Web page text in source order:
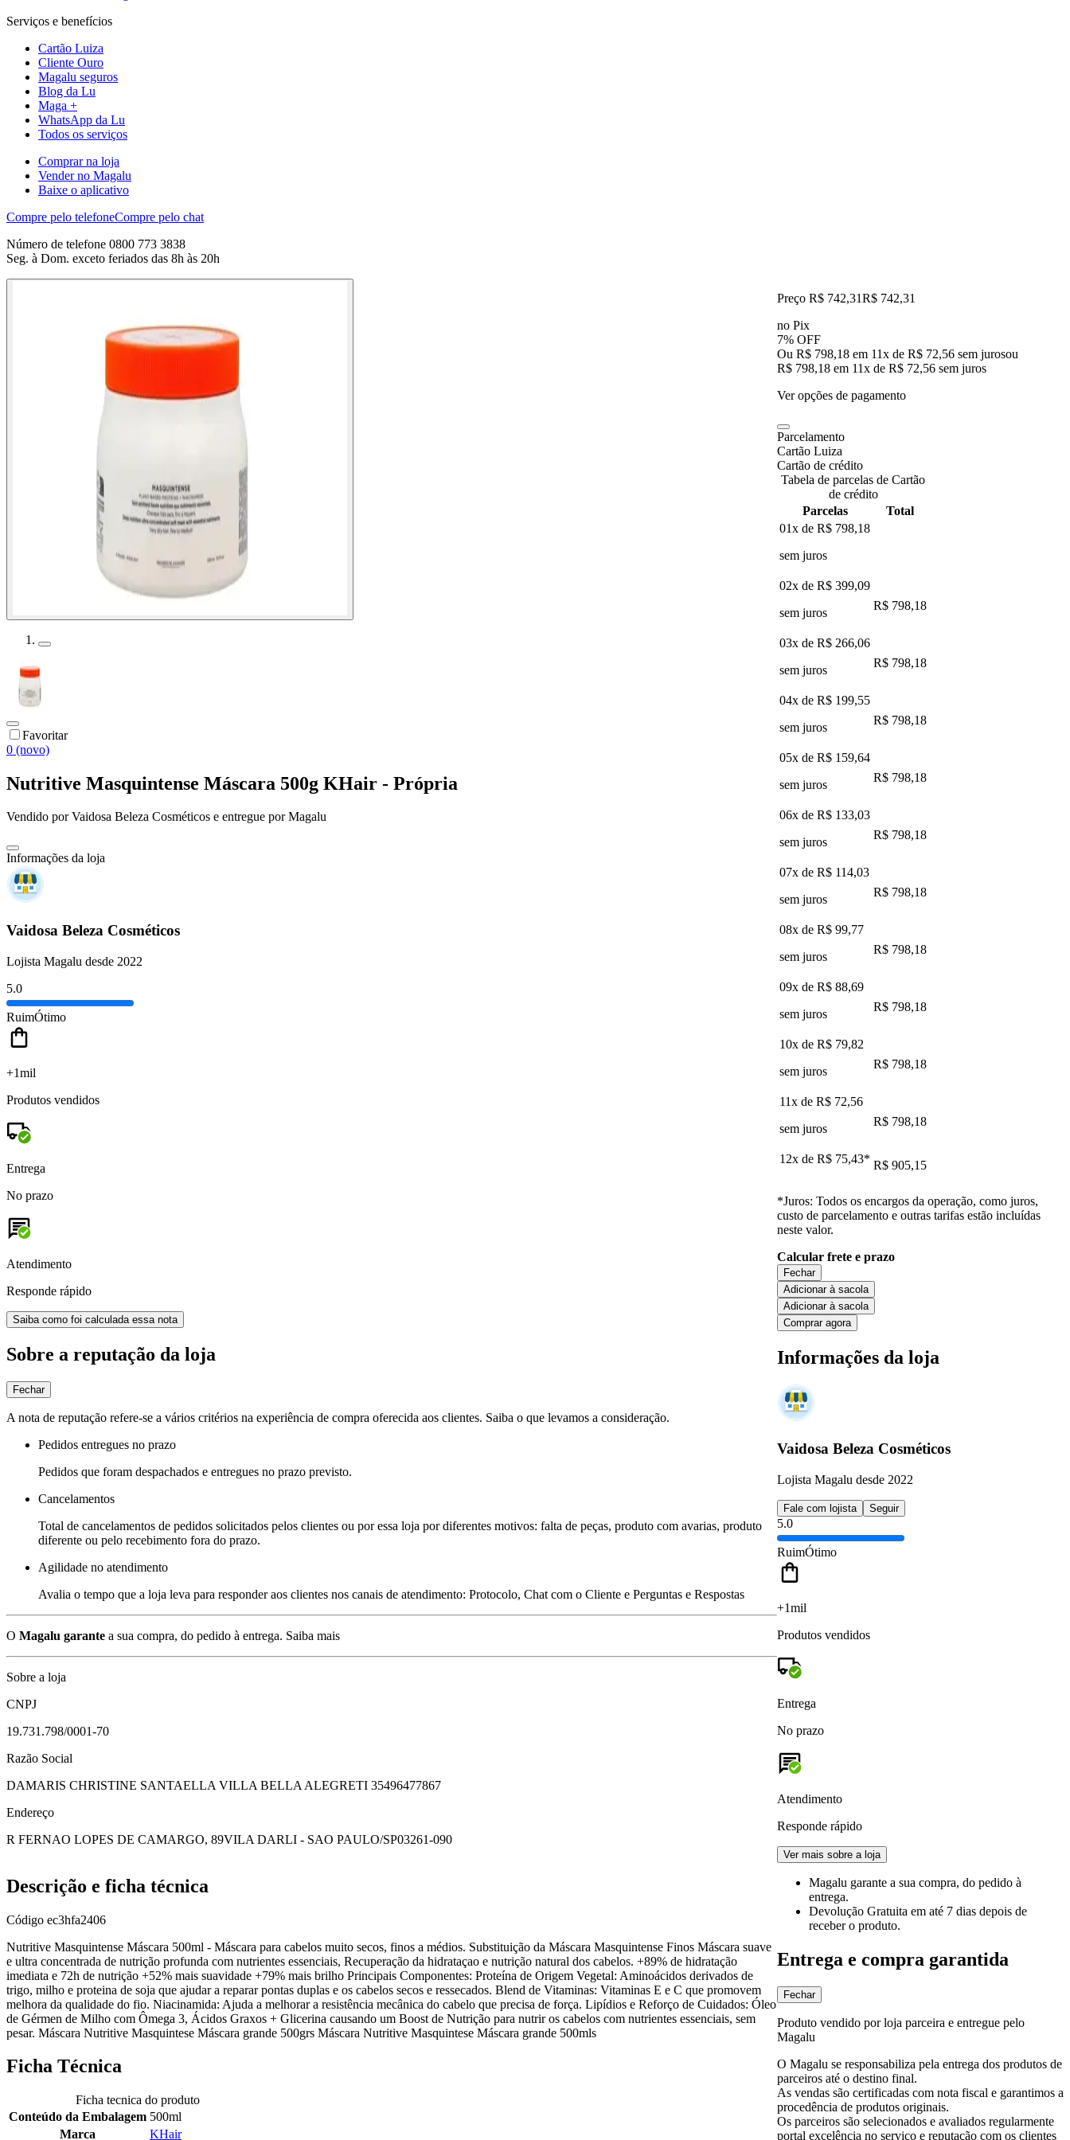
Serviços e benefícios
Cartão Luiza
Cliente Ouro
Magalu seguros
Blog da Lu
Maga +
WhatsApp da Lu
Todos os serviços
Comprar na loja
Vender no Magalu
Baixe o aplicativo
Compre pelo telefoneCompre pelo chat
Número de telefone 0800 773 3838
Seg. à Dom. exceto feriados das 8h às 20h
Favoritar
0 (novo)
Nutritive Masquintense Máscara 500g KHair - Própria
Vendido porVaidosa Beleza Cosméticos e entregue por Magalu
Informações da loja
Vaidosa Beleza Cosméticos
Lojista Magalu desde 2022
5.0
RuimÓtimo
+1mil
Produtos vendidos
Entrega
No prazo
Atendimento
Responde rápido
Saiba como foi calculada essa nota
Sobre a reputação da loja
Fechar
A nota de reputação refere-se a vários critérios na experiência de compra oferecida aos clientes. Saiba o que levamos a consideração.
Pedidos entregues no prazo
Pedidos que foram despachados e entregues no prazo previsto.
Cancelamentos
Total de cancelamentos de pedidos solicitados pelos clientes ou por essa loja por diferentes motivos: falta de peças, produto com avarias, produto
diferente ou pelo recebimento fora do prazo.
Agilidade no atendimento
Avalia o tempo que a loja leva para responder aos clientes nos canais de atendimento: Protocolo, Chat com o Cliente e Perguntas e Respostas
O Magalu garante a sua compra, do pedido à entrega. Saiba mais
Sobre a loja
CNPJ
19.731.798/0001-70
Razão Social
DAMARIS CHRISTINE SANTAELLA VILLA BELLA ALEGRETI 35496477867
Endereço
R FERNAO LOPES DE CAMARGO, 89VILA DARLI - SAO PAULO/SP03261-090
Preço R$ 742,31R$ 742,31
no Pix
7% OFF
Ou R$ 798,18 em 11x de R$ 72,56 sem jurosou
R$ 798,18 em 11x de R$ 72,56 sem juros
Ver opções de pagamento
Parcelamento
Cartão Luiza
Cartão de crédito
Tabela de parcelas de Cartão
de crédito
Parcelas
Total
01x de R$ 798,18
sem juros
02x de R$ 399,09
sem juros
R$ 798,18
03x de R$ 266,06
sem juros
R$ 798,18
04x de R$ 199,55
sem juros
R$ 798,18
05x de R$ 159,64
sem juros
R$ 798,18
06x de R$ 133,03
sem juros
R$ 798,18
07x de R$ 114,03
sem juros
R$ 798,18
08x de R$ 99,77
sem juros
R$ 798,18
09x de R$ 88,69
sem juros
R$ 798,18
10x de R$ 79,82
sem juros
R$ 798,18
11x de R$ 72,56
sem juros
R$ 798,18
12x de R$ 75,43* R$ 905,15
*Juros: Todos os encargos da operação, como juros,
custo de parcelamento e outras tarifas estão incluídas
neste valor.
Calcular frete e prazo
Fechar
Adicionar à sacola
Adicionar à sacola
Comprar agora
Informações da loja
Vaidosa Beleza Cosméticos
Lojista Magalu desde 2022
Fale com lojista Seguir
5.0
RuimÓtimo
+1mil
Produtos vendidos
Entrega
No prazo
Atendimento
Responde rápido
Ver mais sobre a loja
Magalu garante a sua compra, do pedido à
entrega.
Devolução Gratuita em até 7 dias depois de
receber o produto.
Entrega e compra garantida
Fechar
Produto vendido por loja parceira e entregue pelo
Magalu
O Magalu se responsabiliza pela entrega dos produtos de
parceiros até o destino final.
As vendas são certificadas com nota fiscal e garantimos a
procedência de produtos originais.
Os parceiros são selecionados e avaliados regularmente
portal excelência no serviço e reputação com os clientes
Descrição e ficha técnica
Código ec3hfa2406
Nutritive Masquintense Máscara 500ml - Máscara para cabelos muito secos, finos a médios. Substituição da Máscara Masquintense Finos Máscara suave
e ultra concentrada de nutrição profunda com nutrientes essenciais, Recuperação da hidrataçao e nutrição natural dos cabelos. +89% de hidratação
imediata e 72h de nutrição +52% mais suavidade +79% mais brilho Principais Componentes: Proteína de Origem Vegetal: Aminoácidos derivados de
trigo, milho e proteina de soja que ajudar a reparar pontas duplas e os cabelos secos e ressecados. Blend de Vitaminas: Vitaminas E e C que promovem
melhora da qualidade do fio. Niacinamida: Ajuda a melhorar a resistência mecânica do cabelo que precisa de força. Lipídios e Reforço de Cuidados: Óleo
de Gérmen de Milho com Ômega 3, Ácidos Graxos + Glicerina causando um Boost de Nutrição para nutrir os cabelos com nutrientes essenciais, sem
pesar. Máscara Nutritive Masquintese Máscara grande 500grs Máscara Nutritive Masquintese Máscara grande 500mls
Ficha Técnica
Ficha tecnica do produto
Conteúdo da Embalagem 500ml
Marca
KHair